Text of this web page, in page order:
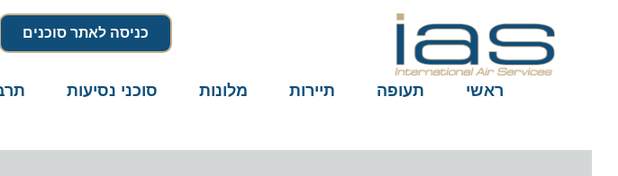
כניסה לאתר סוכנים
ראשי תעופה תיירות מלונות סוכני נסיעות תרבות